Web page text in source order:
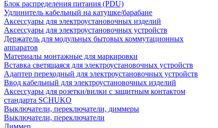
Блок распределения питания (PDU)
Удлинитель кабельный на катушке/барабане
Аксессуары для электроустановочных изделий
Аксессуары для электроустановочных устройств
Держатель для модульных бытовых коммутационных
аппаратов
Материалы монтажные для маркировки
Вставка светящаяся для электроустановочных устройств
Адаптер переходный для электроустановочных устройств
Ввод кабельный для электроустановочных изделий
Аксессуары для розетки/вилки с защитным контактом
стандарта SCHUKO
Выключатели, переключатели, диммеры
Выключатели, переключатели
Диммер